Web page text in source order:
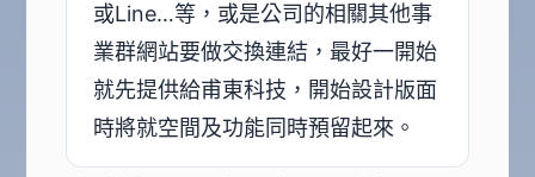
或Line…等，或是公司的相關其他事
業群網站要做交換連結，最好一開始
就先提供給甫東科技，開始設計版面
時將就空間及功能同時預留起來。